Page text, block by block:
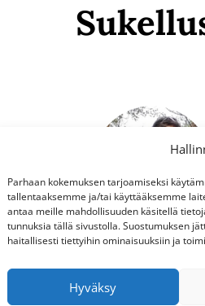
Parhaan kokemuksen tarjoamiseksi
tallentaaksemme ja/tai käyttääksemme
antaa meille mahdollisuuden käsitellä
tunnuksia tällä sivustolla. Suostumuksen
haitallisesti tiettyihin ominaisuuksiin ja
Hyväksy
NIINA
Vietin kasvuikäni